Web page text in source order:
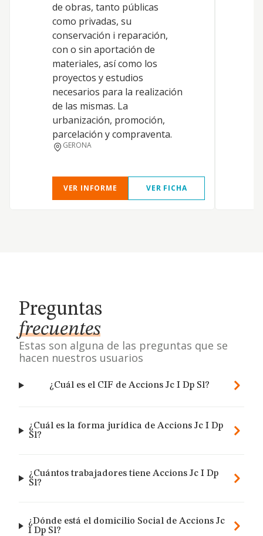
de obras, tanto públicas
como privadas, su
conservación i reparación,
con o sin aportación de
materiales, así como los
proyectos y estudios
necesarios para la realización
de las mismas. La
urbanización, promoción,
parcelación y compraventa.
GERONA
VER INFORME VER FICHA
Preguntas
frecuentes
Estas son alguna de las preguntas que se
hacen nuestros usuarios
¿Cuál es el CIF de Accions Jc I Dp Sl?
¿Cuál es la forma jurídica de Accions Jc I Dp
Sl?
¿Cuántos trabajadores tiene Accions Jc I Dp
Sl?
¿Dónde está el domicilio Social de Accions Jc
I Dp Sl?